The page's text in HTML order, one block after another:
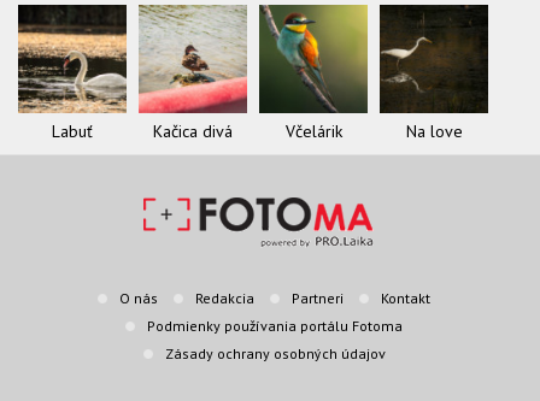
Labuť Kačica divá Včelárik Na love
O nás Redakcia Partneri
Kontakt
Podmienky používania portálu Fotoma
Zásady ochrany osobných údajov